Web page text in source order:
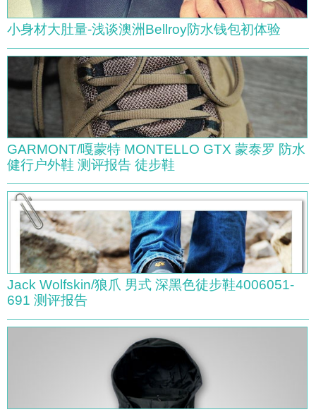
小身材大肚量-浅谈澳洲Bellroy防水钱包初体验
GARMONT/嘎蒙特 MONTELLO GTX 蒙泰罗 防水
健行户外鞋 测评报告 徒步鞋
Jack Wolfskin/狼爪 男式 深黑色徒步鞋4006051-
691 测评报告